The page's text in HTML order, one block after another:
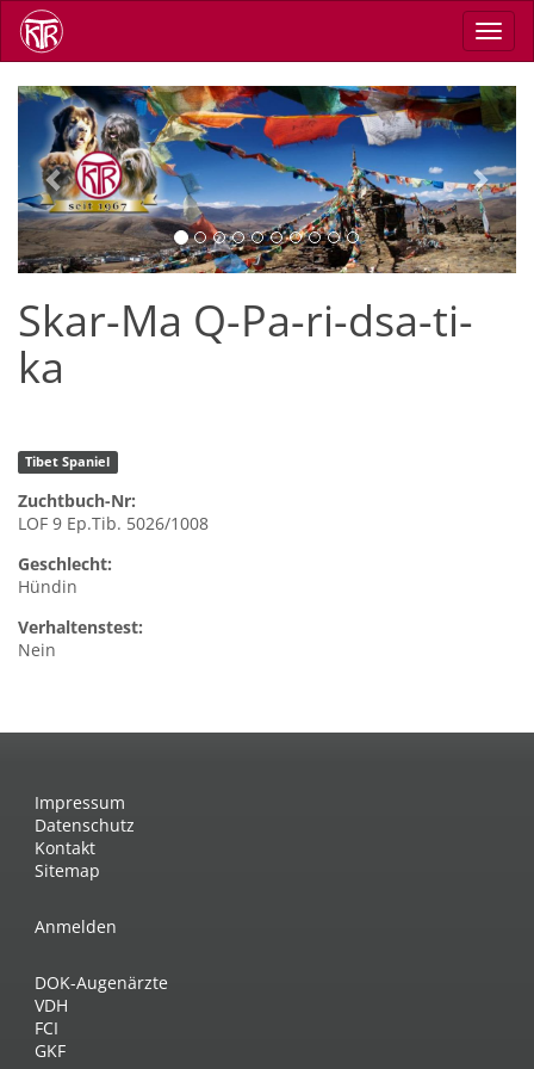
Direkt
zum
Inhalt
Previous Next
Skar-Ma Q-Pa-ri-dsa-ti-
ka
Tibet Spaniel
Zuchtbuch-Nr:
LOF 9 Ep.Tib. 5026/1008
Geschlecht:
Hündin
Verhaltenstest:
Nein
Impressum
Datenschutz
Kontakt
Sitemap
Anmelden
DOK-Augenärzte
VDH
FCI
GKF